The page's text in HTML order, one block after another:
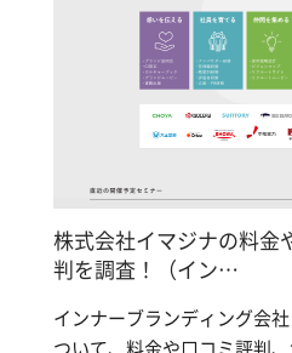
株式会社イマジナの料金
判を調査！（イン…
インナーブランディング会
ついて、料金や口コミ評判